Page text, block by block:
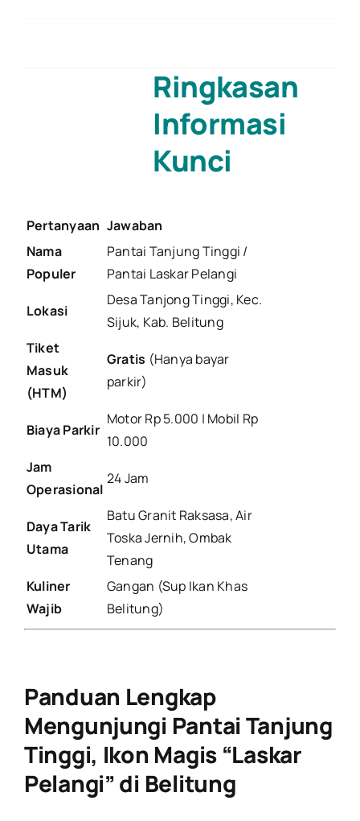
Info
dari
Tanjung
Ringkasan
Informasi
Kunci
Pertanyaan Jawaban
Nama
Populer
Pantai Tanjung Tinggi /
Pantai Laskar Pelangi
Lokasi
Desa Tanjong Tinggi, Kec.
Sijuk, Kab. Belitung
Tiket
Masuk
(HTM)
Gratis (Hanya bayar
parkir)
Biaya Parkir
Motor Rp 5.000 | Mobil Rp
10.000
Jam
Operasional
24 Jam
Daya Tarik
Utama
Batu Granit Raksasa, Air
Toska Jernih, Ombak
Tenang
Kuliner
Wajib
Gangan (Sup Ikan Khas
Belitung)
Panduan Lengkap
Mengunjungi Pantai Tanjung
Tinggi, Ikon Magis “Laskar
Pelangi” di Belitung